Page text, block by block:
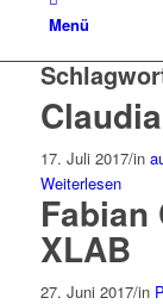
Menü
17. Juli 2017/in
Weiterlesen
Fabian
XLAB
27. Juni 2017/in